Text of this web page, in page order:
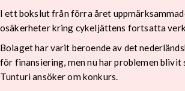
I ett bokslut från förra året
osäkerheter kring cykeljättens fortsatta
Bolaget har varit beroende av det
för finansiering, men nu har problemen blivit
Tunturi ansöker om konkurs.